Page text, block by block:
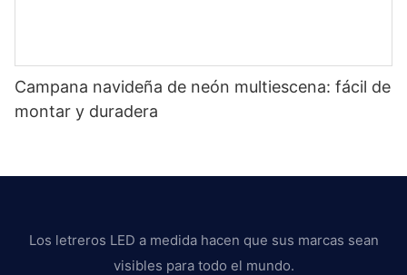
Campana navideña de neón multiescena: fácil de
montar y duradera
Los letreros LED a medida hacen que sus marcas sean
visibles para todo el mundo.